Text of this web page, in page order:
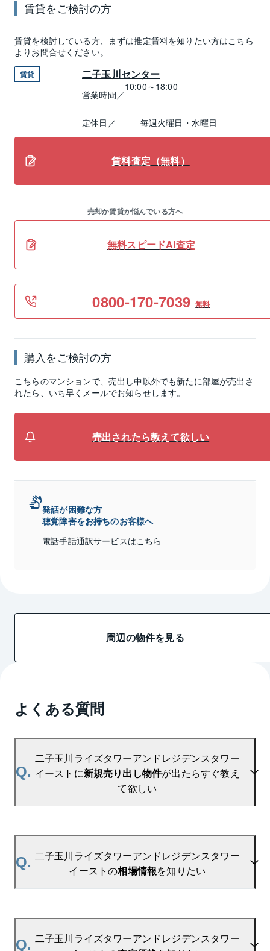
賃貸をご検討の方
賃貸を検討している方、まずは推定賃料を知りたい方はこちら
よりお問合せください。
賃貸 二子玉川センター
営業時間／
10:00～18:00
定休日／ 毎週火曜日・水曜日
賃料査定（無料）
売却か賃貸か悩んでいる方へ
無料スピードAI査定
0800-170-7039 無料
購入をご検討の方
こちらのマンションで、売出し中以外でも新たに部屋が売出さ
れたら、いち早くメールでお知らせします。
売出されたら教えて欲しい
発話が困難な方
聴覚障害をお持ちのお客様へ
電話手話通訳サービスはこちら
周辺の物件を見る
よくある質問
Q.
二子玉川ライズタワーアンドレジデンスタワー
イーストに新規売り出し物件が出たらすぐ教え
て欲しい
A.当サイトには、「売り出されたら教えて」リクエス
ト機能がございます。お気に入りのマンションをご
登録いただきますと、新着情報をいち早くお届けし
Q. 二子玉川ライズタワーアンドレジデンスタワー
イーストの相場情報を知りたい
A.参考相場価格、参考相場賃料を掲載しております。
二子玉川ライズタワーアンドレジデンスタワーイー
Q. 二子玉川ライズタワーアンドレジデンスタワー